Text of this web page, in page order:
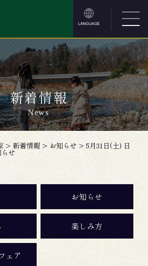
新着情報
News
> 新着情報 > お知らせ >5月31日(土) 日
せ
お知らせ
楽しみ方
ェア